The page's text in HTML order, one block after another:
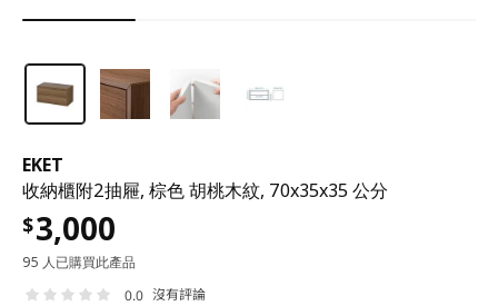
EKET
收納櫃附2抽屜, 棕色 胡桃木紋, 70x35x35 公分
$3,000
95 人已購買此產品
0.0 沒有評論